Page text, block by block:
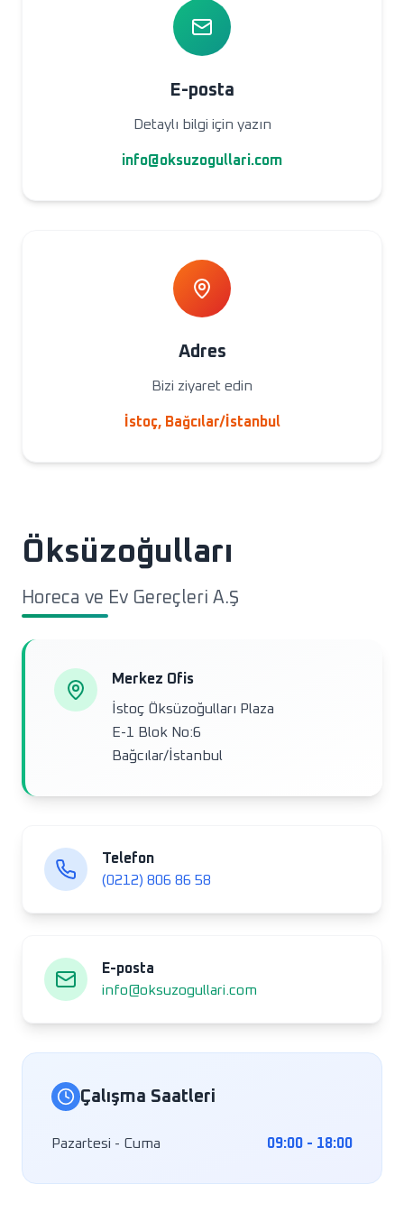
E-posta
Detaylı bilgi için yazın
info@oksuzogullari.com
Adres
Bizi ziyaret edin
İstoç, Bağcılar/İstanbul
Öksüzoğulları
Horeca ve Ev Gereçleri A.Ş
Merkez Ofis
İstoç Öksüzoğulları Plaza
E-1 Blok No:6
Bağcılar/İstanbul
Telefon
(0212) 806 86 58
E-posta
info@oksuzogullari.com
Çalışma Saatleri
Pazartesi - Cuma 09:00 - 18:00